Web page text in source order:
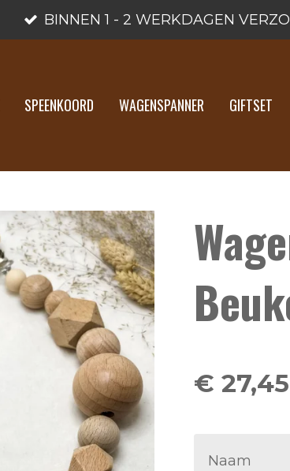
BINNEN 1 - 2 WERKDAGEN
SPEENKOORD WAGENSPANNER GIFTSET
€ 27,45
Naam